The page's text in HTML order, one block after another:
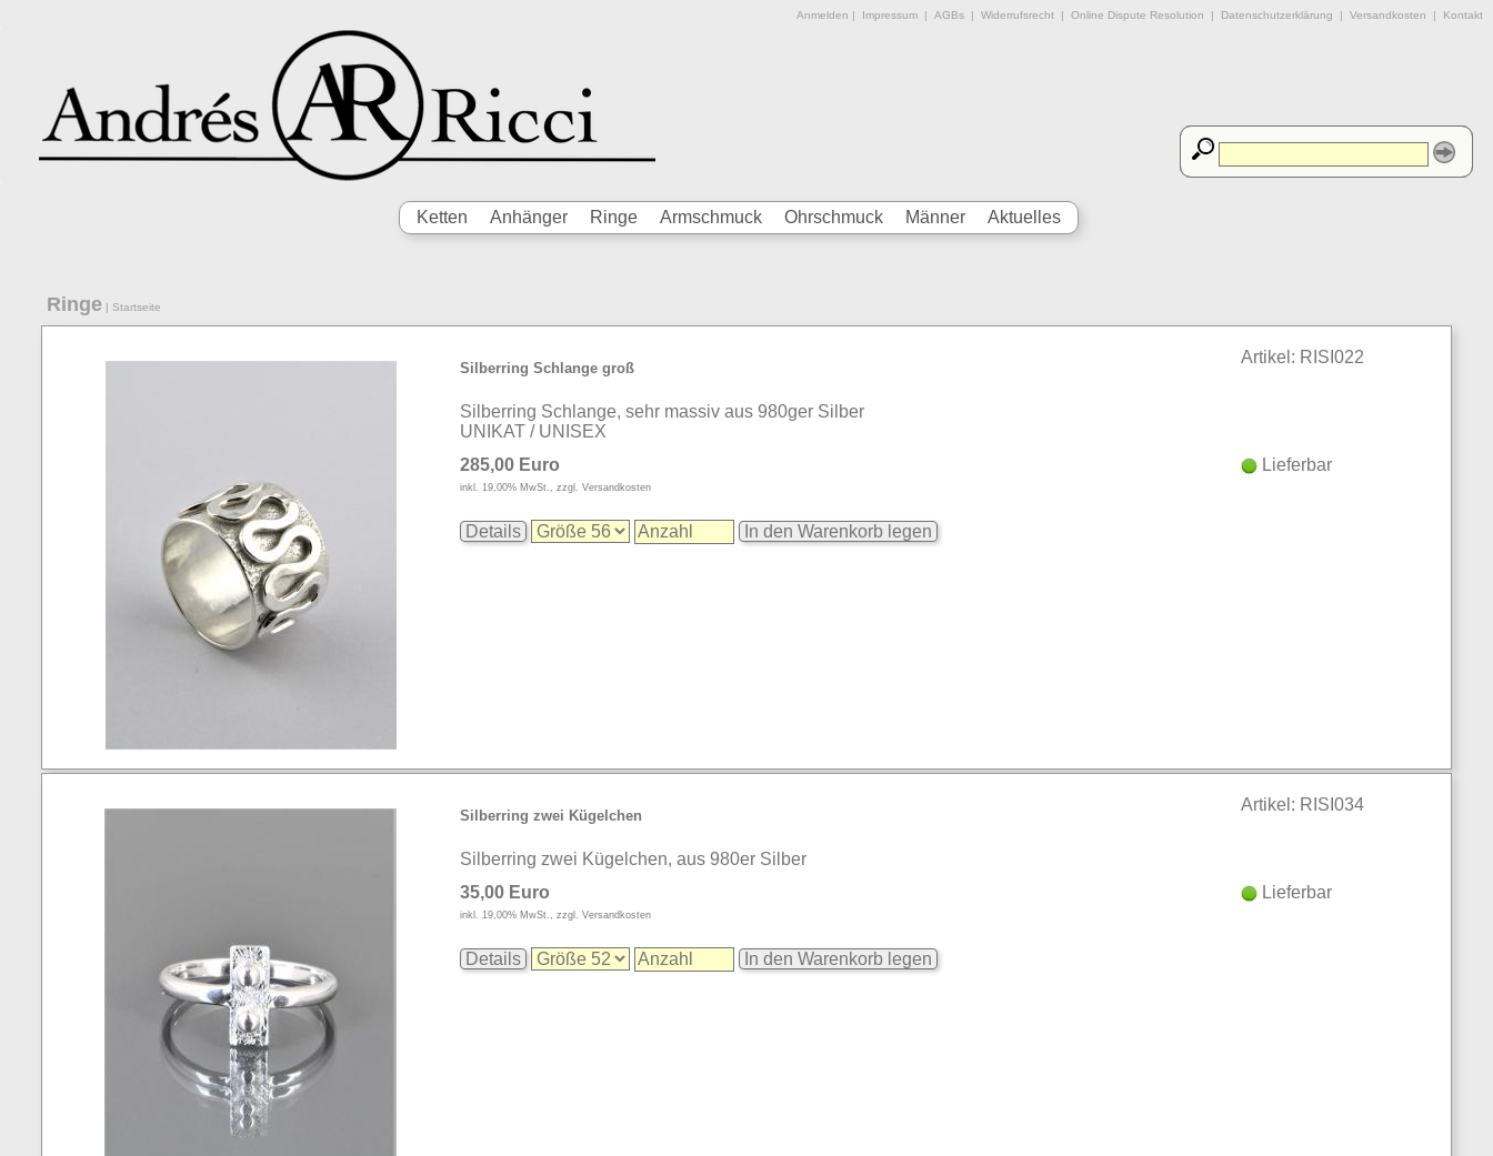
Anmelden | Impressum | AGBs | Widerrufsrecht | Online Dispute Resolution | Datenschutzerklärung | Versandkosten | Kontakt
Ketten Anhänger Ringe Armschmuck Ohrschmuck Männer Aktuelles
Ringe| Startseite
Silberring Schlange groß
Artikel: RISI022
Silberring Schlange, sehr massiv aus 980ger Silber
UNIKAT / UNISEX
285,00 Euro
inkl. 19,00% MwSt., zzgl. Versandkosten
Lieferbar
Details In den Warenkorb legen
Silberring zwei Kügelchen
Artikel: RISI034
Silberring zwei Kügelchen, aus 980er Silber
35,00 Euro
inkl. 19,00% MwSt., zzgl. Versandkosten
Lieferbar
Details In den Warenkorb legen